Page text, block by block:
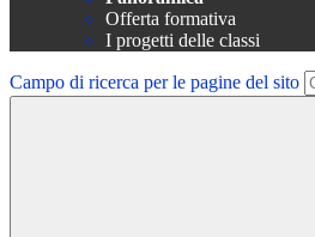
Offerta formativa
I progetti delle classi
Campo di ricerca per le pagine del sito